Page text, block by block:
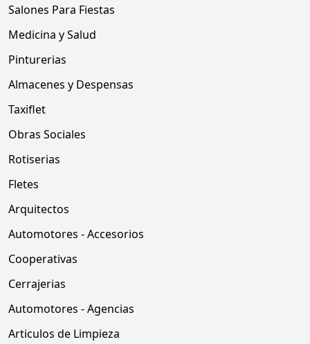
Salones Para Fiestas
Medicina y Salud
Pinturerias
Almacenes y Despensas
Taxiflet
Obras Sociales
Rotiserias
Fletes
Arquitectos
Automotores - Accesorios
Cooperativas
Cerrajerias
Automotores - Agencias
Articulos de Limpieza